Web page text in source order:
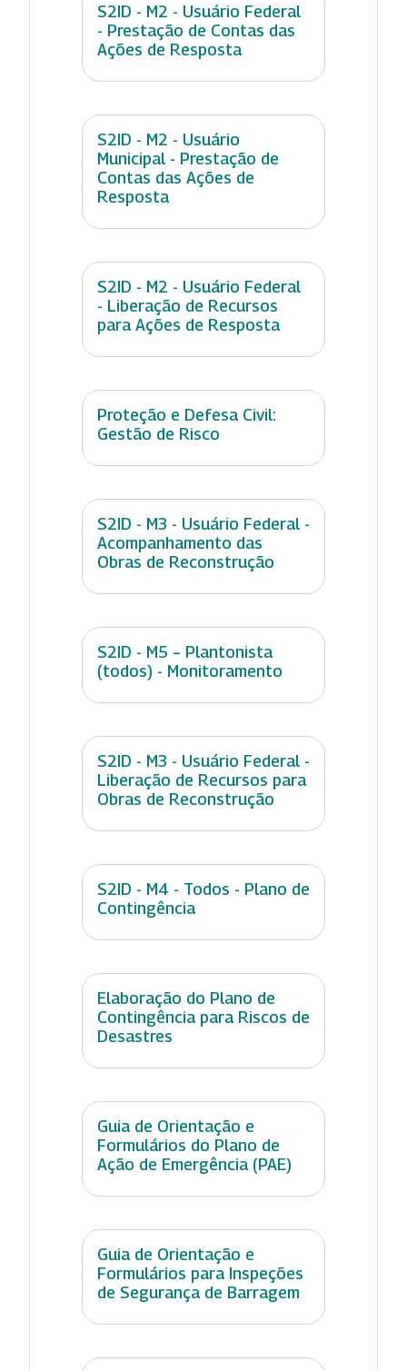
S2ID - M2 - Usuário Federal
- Prestação de Contas das
Ações de Resposta
S2ID - M2 - Usuário
Municipal - Prestação de
Contas das Ações de
Resposta
S2ID - M2 - Usuário Federal
- Liberação de Recursos
para Ações de Resposta
Proteção e Defesa Civil:
Gestão de Risco
S2ID - M3 - Usuário Federal -
Acompanhamento das
Obras de Reconstrução
S2ID - M5 – Plantonista
(todos) - Monitoramento
S2ID - M3 - Usuário Federal -
Liberação de Recursos para
Obras de Reconstrução
S2ID - M4 - Todos - Plano de
Contingência
Elaboração do Plano de
Contingência para Riscos de
Desastres
Guia de Orientação e
Formulários do Plano de
Ação de Emergência (PAE)
Guia de Orientação e
Formulários para Inspeções
de Segurança de Barragem